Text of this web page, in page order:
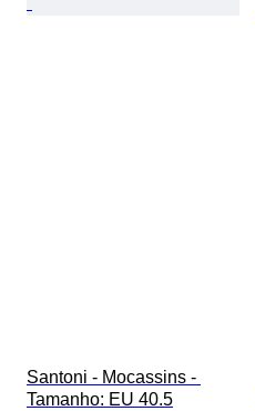
Santoni - Mocassins -
Tamanho: EU 40.5